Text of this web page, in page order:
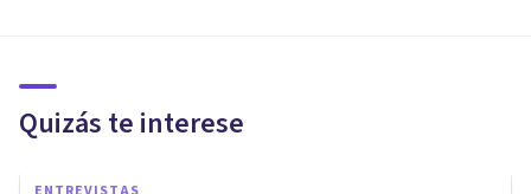
Quizás te interese